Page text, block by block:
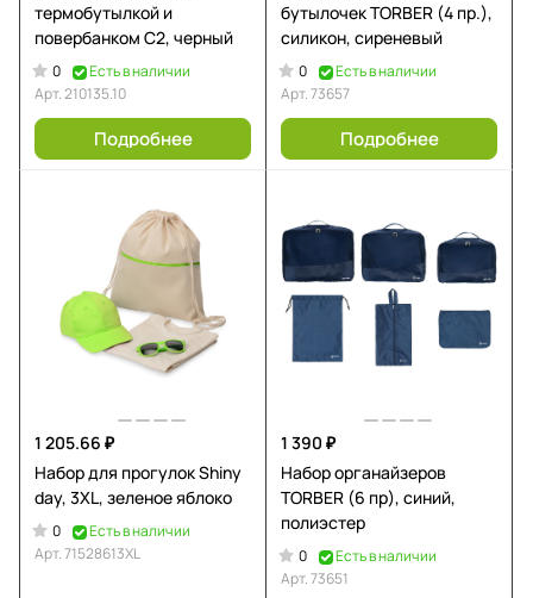
термобутылкой и
повербанком С2, черный
0
Есть в наличии
Арт.210135.10
Подробнее
бутылочек TORBER (4 пр.),
силикон, сиреневый
0
Есть в наличии
Арт.73657
Подробнее
1 205.66 ₽
Набор для прогулок Shiny
day, 3XL, зеленое яблоко
0
Есть в наличии
Арт.71528613XL
1 390 ₽
Набор органайзеров
TORBER (6 пр), синий,
полиэстер
0
Есть в наличии
Арт.73651